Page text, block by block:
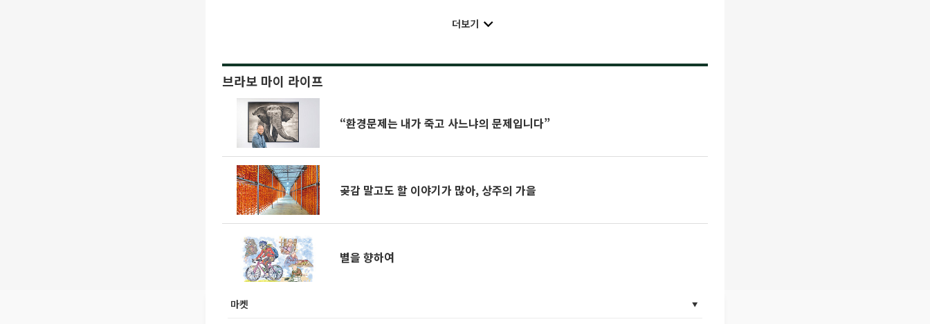
더보기
브라보 마이 라이프
“환경문제는 내가 죽고 사느냐의 문제입니다”
곶감 말고도 할 이야기가 많아, 상주의 가을
별을 향하여
마켓